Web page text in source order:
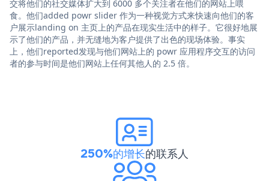
交将他们的社交媒体扩大到 6000 多个关注者在他们的网站上喂
食。他们added powr slider 作为一种视觉方式来快速向他们的客
户展示landing on 主页上的产品在现实生活中的样子。它很好地展
示了他们的产品，并无缝地为客户提供了出色的现场体验。事实
上，他们reported发现与他们网站上的 powr 应用程序交互的访问
者的参与时间是他们网站上任何其他人的 2.5 倍。
250%的增长的联系人